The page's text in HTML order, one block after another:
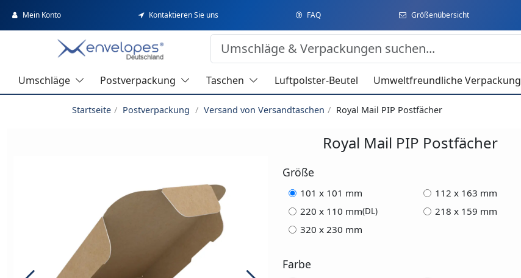
Mein Konto Kontaktieren Sie uns FAQ Größenübersicht
Umschläge Postverpackung Taschen Luftpolster-Beutel Umweltfreundliche Verpackung
Startseite Postverpackung Versand von Versandtaschen Royal Mail PIP Postfächer
Royal Mail PIP Postfächer
Größe
101 x 101 mm
112 x 163 mm
220 x 110 mm(DL)
218 x 159 mm
320 x 230 mm
Farbe